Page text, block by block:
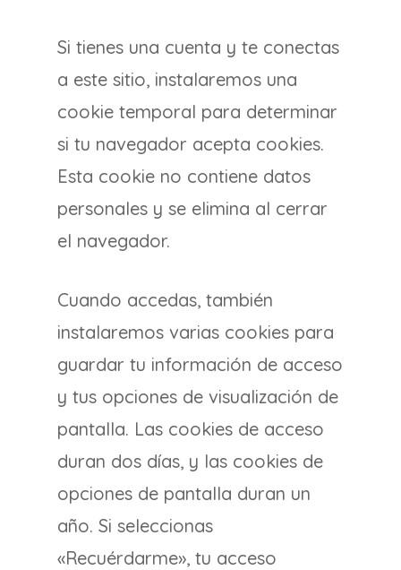
Si tienes una cuenta y te conectas
a este sitio, instalaremos una
cookie temporal para determinar
si tu navegador acepta cookies.
Esta cookie no contiene datos
personales y se elimina al cerrar
el navegador.
Cuando accedas, también
instalaremos varias cookies para
guardar tu información de acceso
y tus opciones de visualización de
pantalla. Las cookies de acceso
duran dos días, y las cookies de
opciones de pantalla duran un
año. Si seleccionas
«Recuérdarme», tu acceso